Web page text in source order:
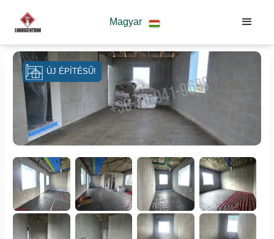
Magyar
ÚJ ÉPÍTÉSŰ!